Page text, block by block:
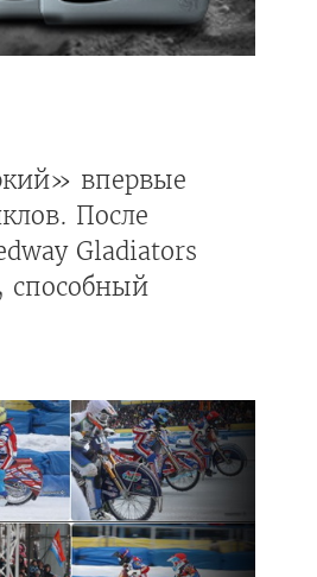
впервые
После
Gladiators
способный